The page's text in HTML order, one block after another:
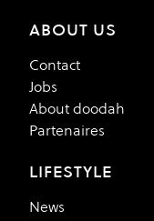
ABOUT US
Contact
Jobs
About doodah
Partenaires
LIFESTYLE
News